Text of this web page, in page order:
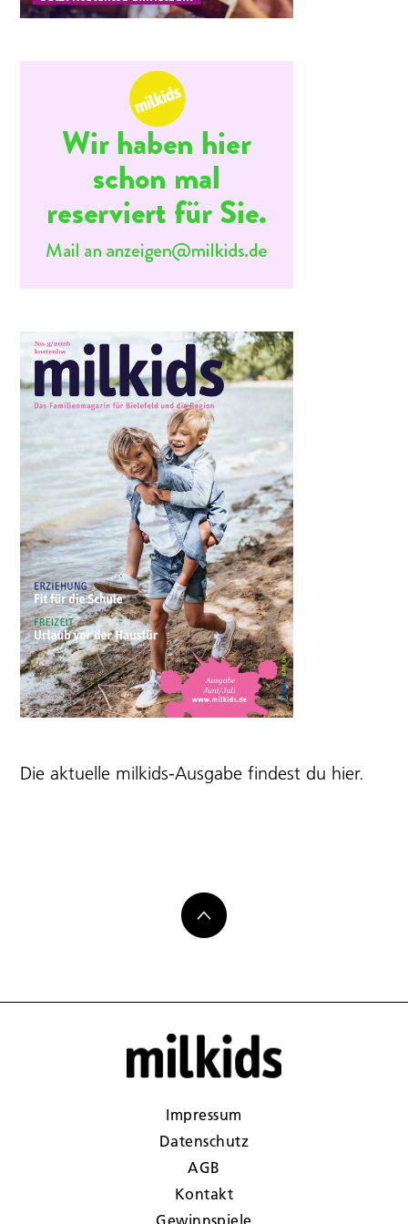
Die aktuelle milkids-Ausgabe findest du hier.
Impressum
Datenschutz
AGB
Kontakt
Gewinnspiele